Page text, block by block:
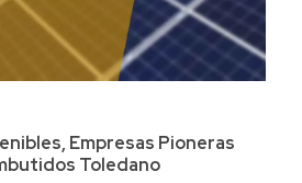
Empresas Pioneras
Toledano